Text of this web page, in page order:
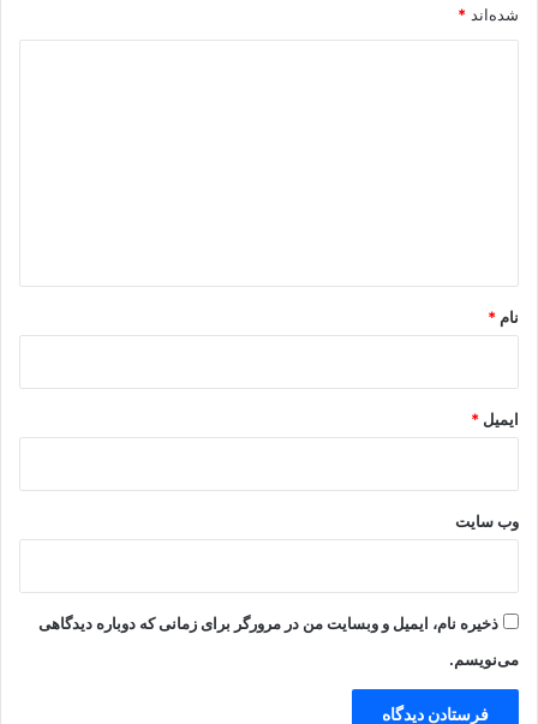
شده‌اند *
نام *
ایمیل *
وب‌ سایت
ذخیره نام، ایمیل و وبسایت من در مرورگر برای زمانی که دوباره دیدگاهی
می‌نویسم.